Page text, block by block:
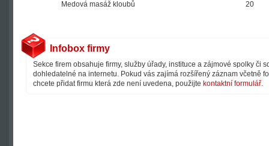
Medová masáž kloubů
20
Infobox firmy
Sekce firem obsahuje firmy, služby úřady, instituce a zájmové spolky či
dohledatelné na internetu. Pokud vás zajímá rozšířený záznam včetně
chcete přidat firmu která zde není uvedena, použijte kontaktní formulář.